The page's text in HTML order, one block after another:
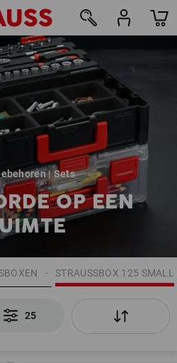
| Sets
OP EEN
STRAUSSBOX 125 SMALL
25
25